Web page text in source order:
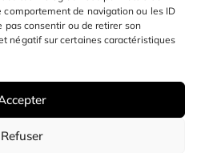
de navigation ou les ID
pas consentir ou de retirer son
négatif sur certaines caractéristiques
Refuser
tout droits réservés.